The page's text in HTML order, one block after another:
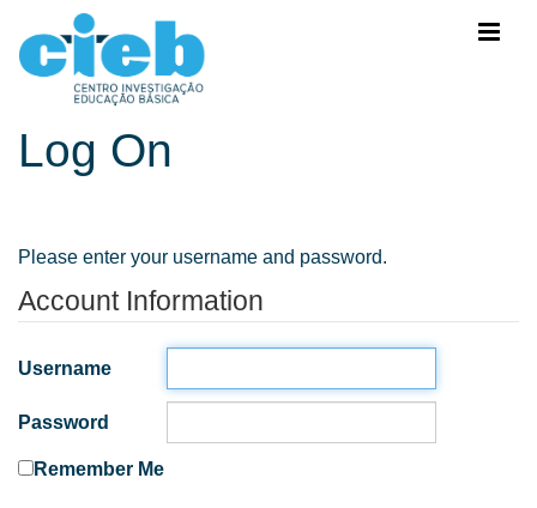
Log On
Please enter your username and password.
Account Information
Username
Password
Remember Me